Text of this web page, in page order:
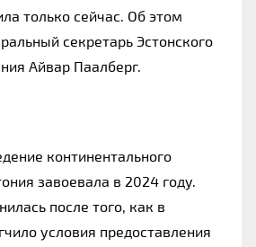
только сейчас. Об этом
секретарь Эстонского
Айвар Паалберг.
континентального
завоевала в 2024 году.
после того, как в
условия предоставления